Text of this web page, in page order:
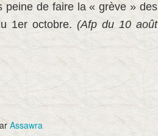
peine de faire la « grève » des
1er octobre. (Afp du 10 août
Assawra